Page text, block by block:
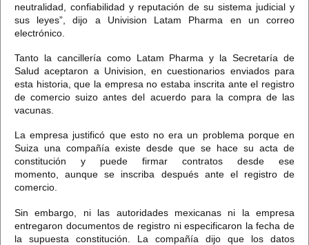
neutralidad, confiabilidad y reputación de su sistema judicial y
sus leyes”,dijo a Univision Latam Pharma en un correo
electrónico.
Tanto la cancillería como Latam Pharma y la Secretaría de
Salud aceptaron a Univision, en cuestionarios enviados para
esta historia, que la empresa no estaba inscrita ante el registro
de comercio suizo antes del acuerdo para la compra de las
vacunas.
La empresa justificó que esto no era un problema porque en
Suiza una compañía existe desde que se hace su acta de
constitución y puede firmar contratos desde ese
momento,aunque se inscriba después ante el registro de
comercio.
Sin embargo, ni las autoridades mexicanas ni la empresa
entregaron documentos de registro ni especificaron la fecha de
la supuesta constitución.
La compañía dijo que los datos